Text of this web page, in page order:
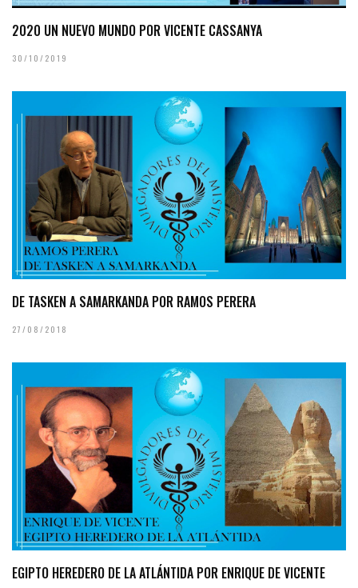
2020 UN NUEVO MUNDO POR VICENTE CASSANYA
30/10/2019
DE TASKEN A SAMARKANDA POR RAMOS PERERA
27/08/2018
EGIPTO HEREDERO DE LA ATLÁNTIDA POR ENRIQUE DE VICENTE